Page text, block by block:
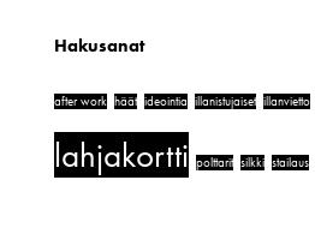
Hakusanat
after work häät ideointia illanistujaiset illanvietto
lahjakortti polttarit silkki stailaus